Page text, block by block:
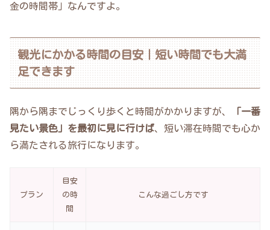
金の時間帯」なんですよ。
観光にかかる時間の目安｜短い時間でも大満
足できます
隅から隅までじっくり歩くと時間がかかりますが、
「一番
見たい景色」を最初に見に行けば、短い滞在時間でも心か
ら満たされる旅行になります。
プラン
目安
の時
間
こんな過ごし方です